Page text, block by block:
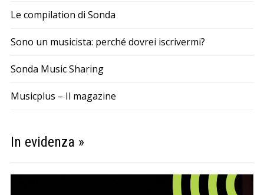
Le compilation di Sonda
Sono un musicista: perché dovrei iscrivermi?
Sonda Music Sharing
Musicplus – Il magazine
In evidenza »